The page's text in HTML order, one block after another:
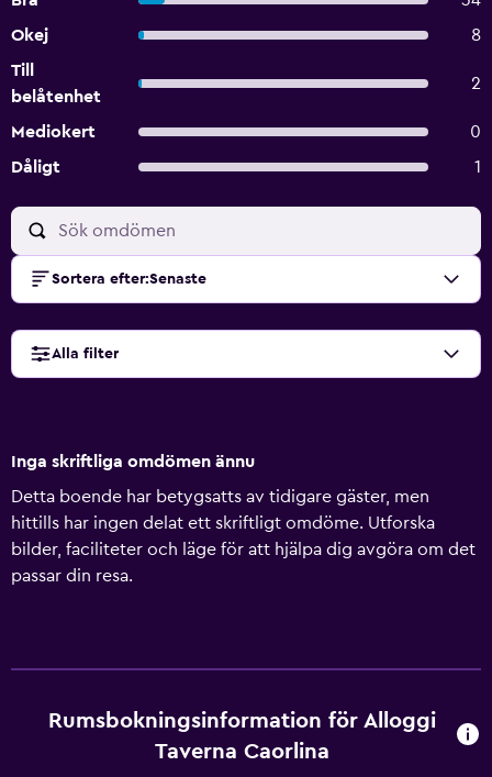
Okej
8
Till
belåtenhet
2
Mediokert
0
Dåligt
1
Sortera efter:Senaste
Alla filter
Inga skriftliga omdömen ännu
Detta boende har betygsatts av tidigare gäster, men
hittills har ingen delat ett skriftligt omdöme. Utforska
bilder, faciliteter och läge för att hjälpa dig avgöra om det
passar din resa.
Rumsbokningsinformation för Alloggi
Taverna Caorlina